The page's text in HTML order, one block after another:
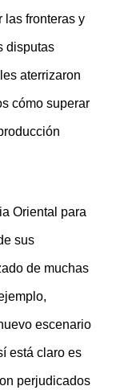
las fronteras y
disputas
aterrizaron
cómo superar
Oriental para
sus
de muchas
escenario
está claro es
perjudicados